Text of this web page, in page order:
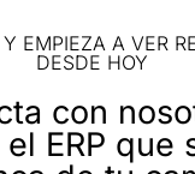
EMPIEZA A VER
DESDE HOY
con
ERP que